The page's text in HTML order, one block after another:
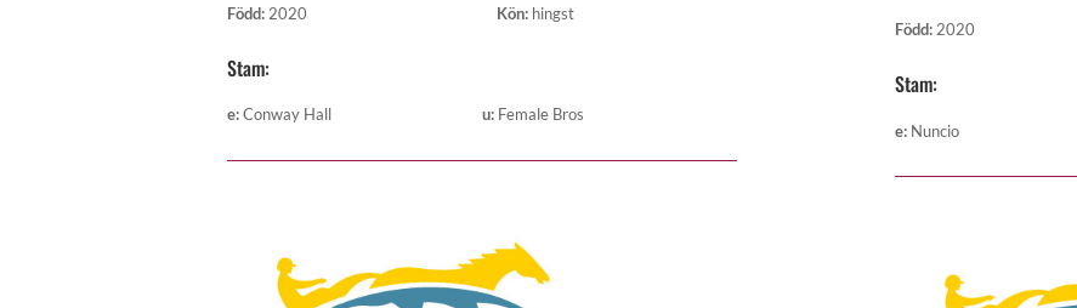
Född: 2020 Kön: hingst
Stam:
e:Conway Hall u: Female Bros
Född:2020
Stam:
e: Nuncio